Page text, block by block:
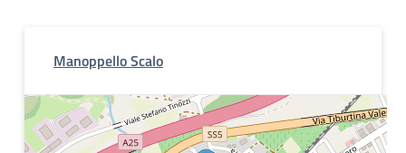
Manoppello Scalo